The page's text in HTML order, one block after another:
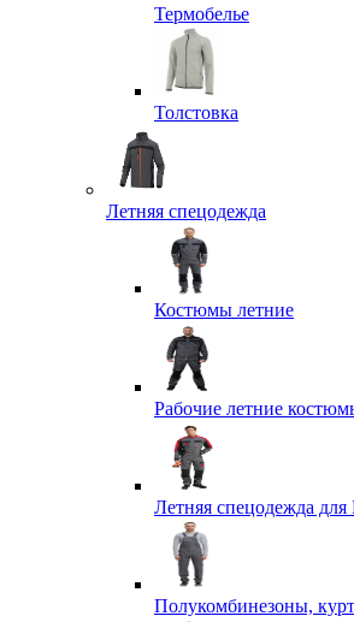
Термобелье
Толстовка
Летняя спецодежда
Костюмы летние
Рабочие летние
Летняя спецодежда
Полукомбинезоны,